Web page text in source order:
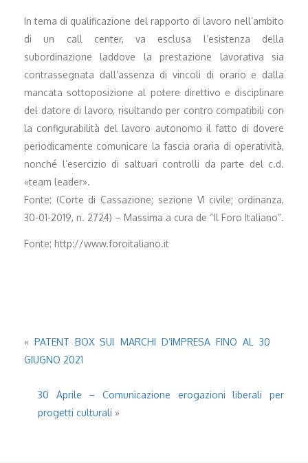
In tema di qualificazione del rapporto di lavoro nell’ambito
di un call center, va esclusa l’esistenza della
subordinazione laddove la prestazione lavorativa sia
contrassegnata dall’assenza di vincoli di orario e dalla
mancata sottoposizione al potere direttivo e disciplinare
del datore di lavoro, risultando per contro compatibili con
la configurabilità del lavoro autonomo il fatto di dovere
periodicamente comunicare la fascia oraria di operatività,
nonché l’esercizio di saltuari controlli da parte del c.d.
«team leader».
Fonte: (Corte di Cassazione; sezione VI civile; ordinanza,
30-01-2019, n. 2724) – Massima a cura de “Il Foro Italiano”.
Fonte: http://www.foroitaliano.it
«PATENT BOX SUI MARCHI D’IMPRESA FINO AL 30
GIUGNO 2021
30 Aprile – Comunicazione erogazioni liberali per
progetti culturali »